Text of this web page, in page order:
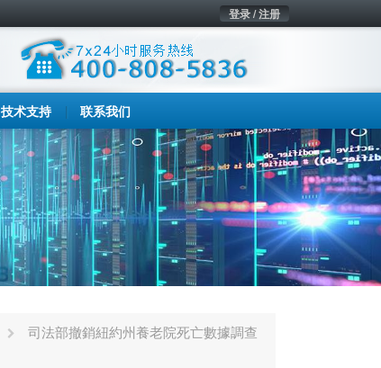
登录 / 注册
技术支持 联系我们
司法部撤銷紐約州養老院死亡數據調查